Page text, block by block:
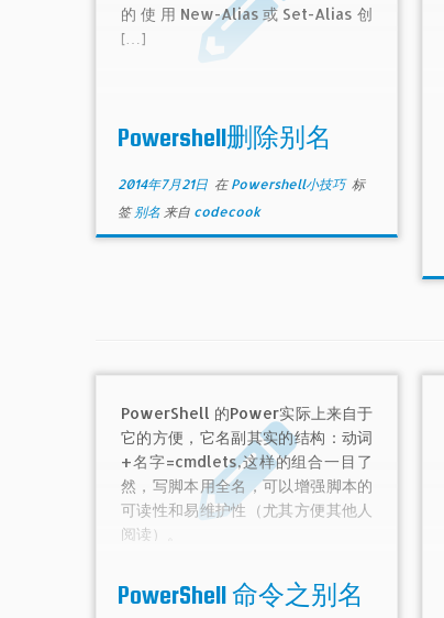
的使用New-Alias或Set-Alias创
[…]
Powershell删除别名
2014年7月21日 在 Powershell小技巧 标
签别名 来自 codecook
PowerShell 的Power实际上来自于
它的方便，它名副其实的结构：动词
+名字=cmdlets,这样的组合一目了
然，写脚本用全名，可以增强脚本的
可读性和易维护性（尤其方便其他人
阅读）。
PowerShell 命令之别名